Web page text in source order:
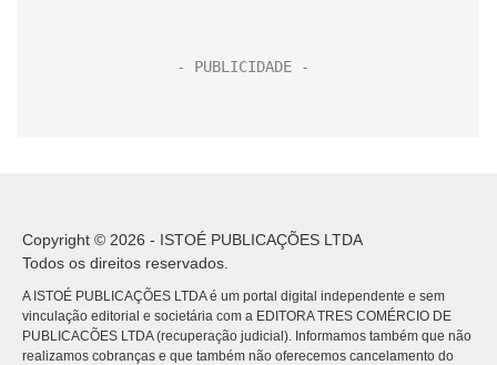
Copyright © 2026 - ISTOÉ PUBLICAÇÕES LTDA
Todos os direitos reservados.
A ISTOÉ PUBLICAÇÕES LTDA é um portal digital independente e sem
vinculação editorial e societária com a EDITORA TRES COMÉRCIO DE
PUBLICACÕES LTDA (recuperação judicial). Informamos também que não
realizamos cobranças e que também não oferecemos cancelamento do